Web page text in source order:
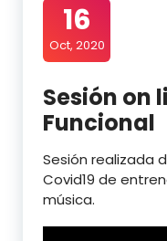
16
Oct, 2020
Sesión on
Funcional
Sesión realizada
Covid19 de
música.